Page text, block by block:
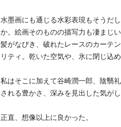
水墨画にも通じる水彩表現もそうだ
か。絵画そのものの描写力も凄まじい
髪がなびき、破れたレースのカーテ
リティ。乾いた空気や、氷に閉じ込
私はそこに加えて谷崎潤一郎、陰翳
される豊かさ、深みを見出した気がし
正直、想像以上に良かった。